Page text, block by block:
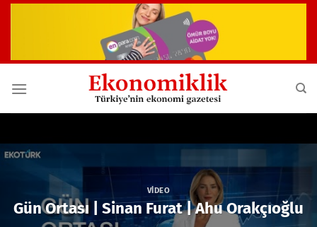
VIDEO
Gün Ortası | Sinan Furat | Ahu Orakçıoğlu